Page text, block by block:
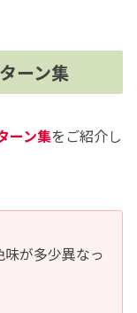
ーン集
ーン集をご紹介し
が多少異なっ